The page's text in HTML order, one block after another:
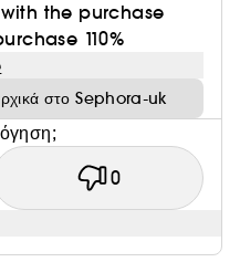
the purchase
110%
στο Sephora-uk
0